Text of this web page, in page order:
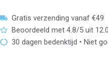
to
content
Gratis verzending vanaf €49
Beoordeeld met 4.8/5 uit
30 dagen bedenktijd • Niet